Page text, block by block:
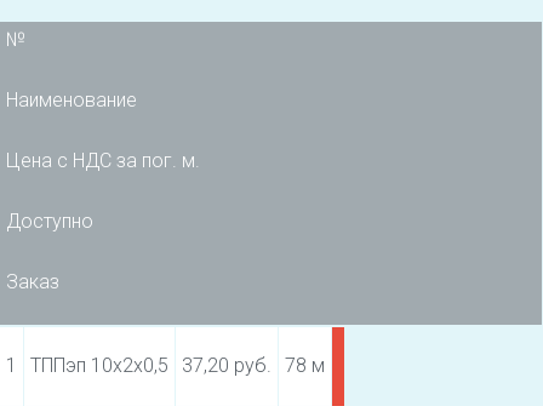
№
Наименование
Цена с НДС за пог. м.
Доступно
Заказ
1 ТППэп 10х2х0,5 37,20 руб. 78 м